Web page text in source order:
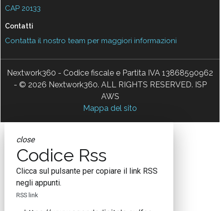
CAP 20133
Contatti
Contatta il nostro team per maggiori informazioni
Nextwork360 - Codice fiscale e Partita IVA 13868590962
- © 2026 Nextwork360. ALL RIGHTS RESERVED. ISP
AWS
Mappa del sito
close
Codice Rss
Clicca sul pulsante per copiare il link RSS
negli appunti.
RSS link